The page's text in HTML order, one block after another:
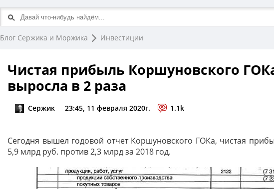
Блог Сержика и Моржика Инвестиции
Чистая прибыль Коршуновского
выросла в 2 раза
Сержик 23:45, 11 февраля 2020г. 1.1k
Сегодня вышел годовой отчет Коршуновского ГОКа, чистая
5,9 млрд руб. против 2,3 млрд за 2018 год.